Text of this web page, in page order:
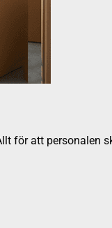
för att